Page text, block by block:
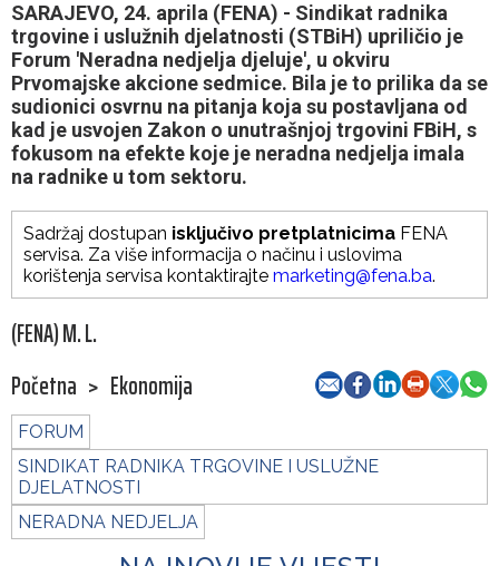
SARAJEVO, 24. aprila (FENA) - Sindikat radnika
trgovine i uslužnih djelatnosti (STBiH) upriličio je
Forum 'Neradna nedjelja djeluje', u okviru
Prvomajske akcione sedmice. Bila je to prilika da se
sudionici osvrnu na pitanja koja su postavljana od
kad je usvojen Zakon o unutrašnjoj trgovini FBiH, s
fokusom na efekte koje je neradna nedjelja imala
na radnike u tom sektoru.
Sadržaj dostupan isključivo pretplatnicima FENA
servisa. Za više informacija o načinu i uslovima
korištenja servisa kontaktirajte marketing@fena.ba.
(FENA) M. L.
Početna > Ekonomija
FORUM
SINDIKAT RADNIKA TRGOVINE I USLUŽNE
DJELATNOSTI
NERADNA NEDJELJA